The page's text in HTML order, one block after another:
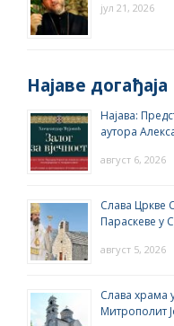
јул 21, 2026
Најаве догађаја
Најава:
аутора
август 6, 2026
Слава Цркве
Параскеве у
август 5, 2026
Слава храма
Митрополит